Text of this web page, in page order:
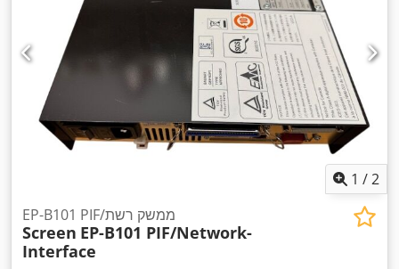
1 /2
EP-B101 PIF/ממשק רשת
Screen EP-B101 PIF/Network-
Interface